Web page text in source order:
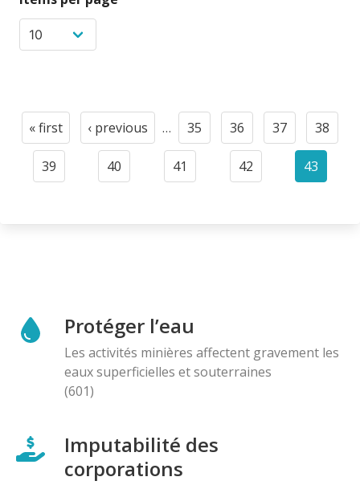
Pagination
First
page
« first
Previous
page
‹ previous …
Page
35
Page
36
Page
37
Page
38
Page
39
Page
40
Page
41
Page
42
Current
43
Protéger l’eau
Les activités minières affectent gravement les
eaux superficielles et souterraines
(601)
Imputabilité des
corporations